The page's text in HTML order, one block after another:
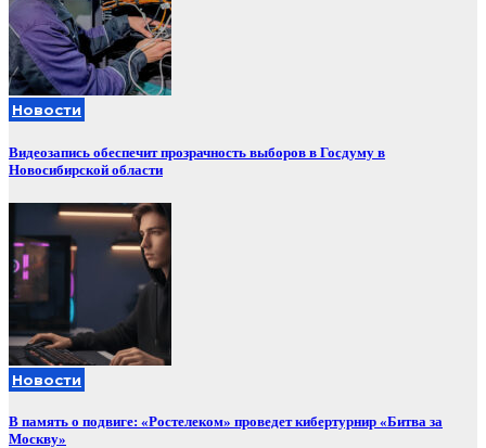
Новости
Видеозапись обеспечит прозрачность выборов в Госдуму в
Новосибирской области
Новости
В память о подвиге: «Ростелеком» проведет кибертурнир «Битва за
Москву»